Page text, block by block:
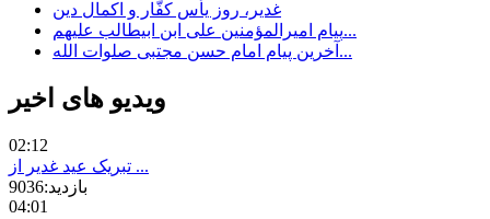
پیام امیرالمؤمنین علی ابن ابیطالب علیهم...
آخرین پیام امام حسن مجتبی صلوات‌ الله‌...
ویدیو های اخیر
02:12
تبریک عید غدیر از ...
بازدید:9036
04:01